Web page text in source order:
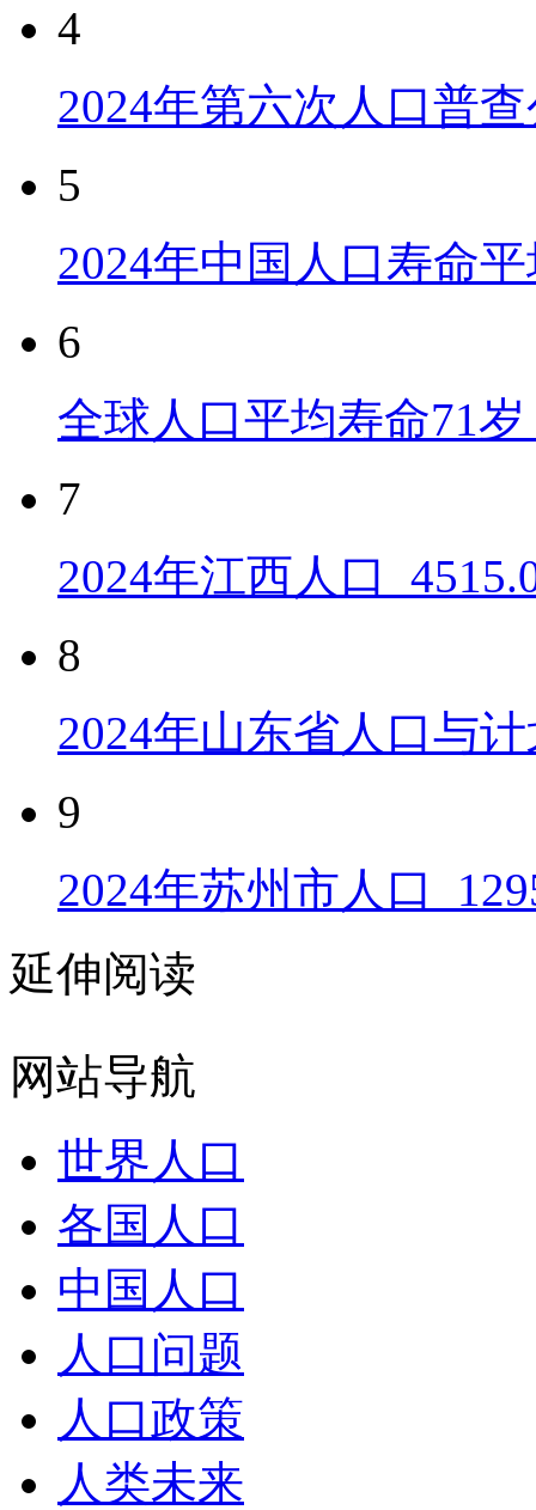
4
2024年第六次人口普
5
2024年中国人口寿命
6
全球人口平均寿命71
7
2024年江西人口
8
2024年山东省人口与
9
2024年苏州市人口
延伸阅读
网站导航
世界人口
各国人口
中国人口
人口问题
人口政策
人类未来